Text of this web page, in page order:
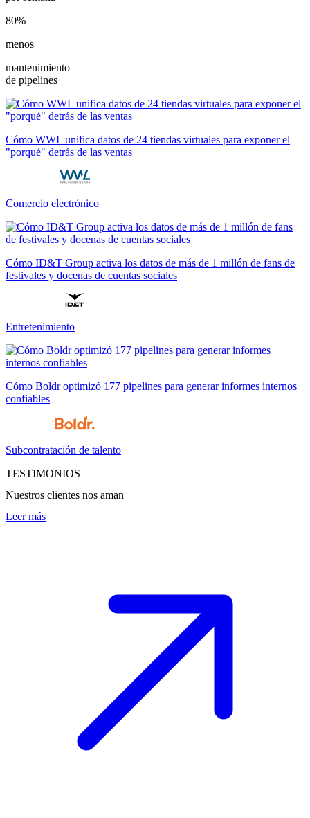
80%
menos
mantenimiento
de pipelines
Cómo WWL unifica datos de 24 tiendas virtuales para exponer el
"porqué" detrás de las ventas
Comercio electrónico
Cómo ID&T Group activa los datos de más de 1 millón de fans de
festivales y docenas de cuentas sociales
Entretenimiento
Cómo Boldr optimizó 177 pipelines para generar informes internos
confiables
Subcontratación de talento
TESTIMONIOS
Nuestros clientes nos aman
Leer más